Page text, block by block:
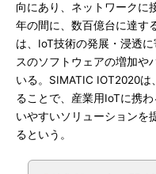
向にあり、ネットワークに
年の間に、数百億台に達す
は、IoT技術の発展・浸透
スのソフトウェアの増加や
いる。SIMATIC IOT2020
ることで、産業用IoTに携
いやすいソリューションを
るという。